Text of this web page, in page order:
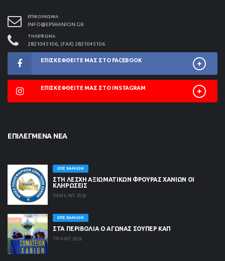
ΕΠΙΚΟΙΝΩΝΊΑ
INFO@EPSHANION.GR
ΤΗΛΈΦΩΝΑ
2821045106, (FAX) 2821045106
ΕΠΙΣΚΕΦΘΕΊΤΕ ΜΑΣ ΣΤΟ FACEBOOK
ΕΠΙΣΚΕΦΘΕΊΤΕ ΜΑΣ ΣΤΟ INSTAGRAM
ΕΠΙΛΕΓΜΈΝΑ ΝΈΑ
ΕΠΣ ΧΑΝΊΩΝ
ΣΤΗ ΛΈΣΧΗ ΑΞΙΩΜΑΤΙΚΏΝ ΦΡΟΥΡΆΣ ΧΑΝΊΩΝ ΟΙ
ΚΛΗΡΏΣΕΙΣ
ΠΕΜ 6 ΑΥΓ 2026
ΕΠΣ ΧΑΝΊΩΝ
ΣΤΑ ΠΕΡΙΒΟΛΙΑ Ο ΑΓΩΝΑΣ ΣΟΥΠΕΡ ΚΑΠ
ΤΡΙ 4 ΑΥΓ 2026